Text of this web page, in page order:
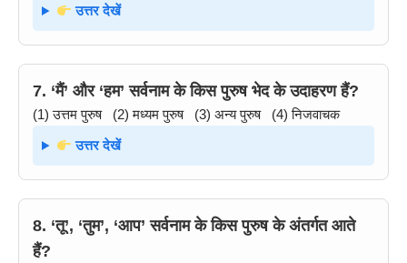
उत्तर देखें
7. ‘मैं’ और ‘हम’ सर्वनाम के किस पुरुष भेद के उदाहरण हैं?
(1) उत्तम पुरुष (2) मध्यम पुरुष (3) अन्य पुरुष (4) निजवाचक
उत्तर देखें
8. ‘तू’, ‘तुम’, ‘आप’ सर्वनाम के किस पुरुष के अंतर्गत आते
हैं?